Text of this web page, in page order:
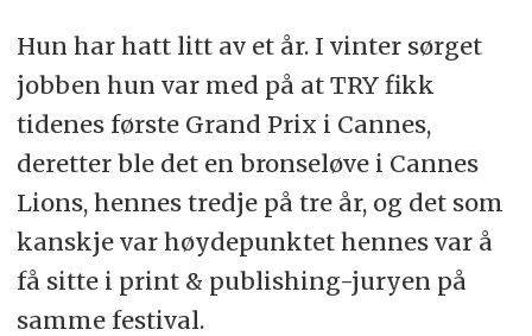
Hun har hatt litt av et år. I vinter sørget
jobben hun var med på at TRY fikk
tidenes første Grand Prix i Cannes,
deretter ble det en bronseløve i Cannes
Lions, hennes tredje på tre år, og det som
kanskje var høydepunktet hennes var å
få sitte i print & publishing-juryen på
samme festival.